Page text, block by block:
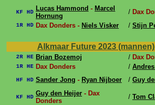
KF HD Lucas Hammond - Marcel
Hornung
/ Dax
1R HD Dax Donders - Niels Visker / Stijn
Alkmaar Future 2023
2R HE Brian Bozemoj / Dax
1R HE Dax Donders /
HF HD Sander Jong - Ryan Nijboer / Guy
KF HD Guy den Heijer - Dax
Donders
/ Tom